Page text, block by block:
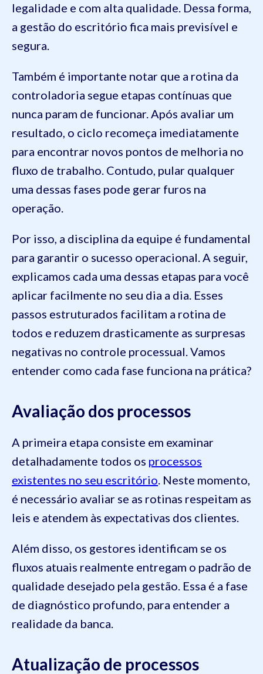
legalidade e com alta qualidade. Dessa forma,
a gestão do escritório fica mais previsível e
segura.
Também é importante notar que a rotina da
controladoria segue etapas contínuas que
nunca param de funcionar. Após avaliar um
resultado, o ciclo recomeça imediatamente
para encontrar novos pontos de melhoria no
fluxo de trabalho. Contudo, pular qualquer
uma dessas fases pode gerar furos na
operação.
Por isso, a disciplina da equipe é fundamental
para garantir o sucesso operacional. A seguir,
explicamos cada uma dessas etapas para você
aplicar facilmente no seu dia a dia. Esses
passos estruturados facilitam a rotina de
todos e reduzem drasticamente as surpresas
negativas no controle processual. Vamos
entender como cada fase funciona na prática?
Avaliação dos processos
A primeira etapa consiste em examinar
detalhadamente todos os processos
existentes no seu escritório. Neste momento,
é necessário avaliar se as rotinas respeitam as
leis e atendem às expectativas dos clientes.
Além disso, os gestores identificam se os
fluxos atuais realmente entregam o padrão de
qualidade desejado pela gestão. Essa é a fase
de diagnóstico profundo, para entender a
realidade da banca.
Atualização de processos